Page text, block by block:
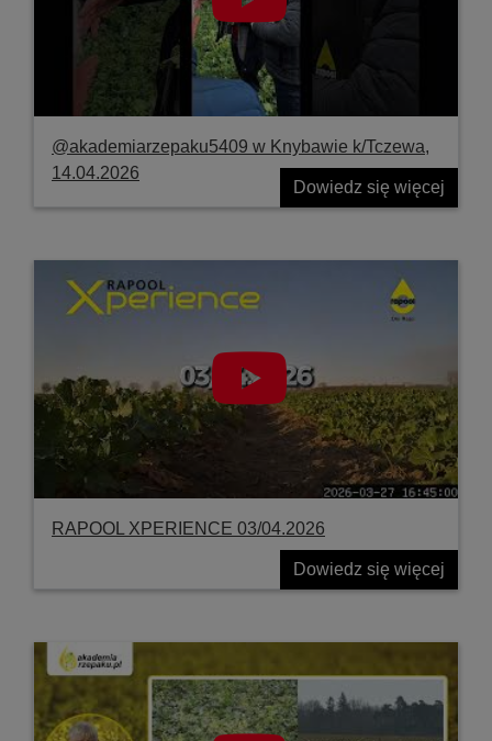
@akademiarzepaku5409 w Knybawie k/Tczewa,
14.04.2026
Dowiedz się więcej
RAPOOL XPERIENCE 03/04.2026
Dowiedz się więcej